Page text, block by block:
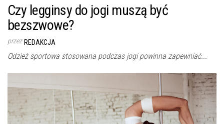
Czy legginsy do jogi muszą być
bezszwowe?
przez REDAKCJA
Odzież sportowa stosowana podczas jogi powinna zapewniać...